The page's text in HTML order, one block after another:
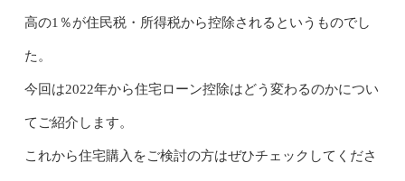
高の1％が住民税・所得税から控除されるというものでし
た。
今回は2022年から住宅ローン控除はどう変わるのかについ
てご紹介します。
これから住宅購入をご検討の方はぜひチェックしてくださ